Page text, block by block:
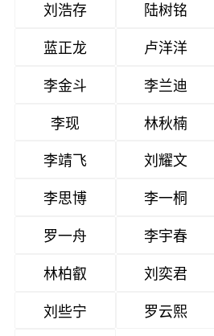
刘浩存
陆树铭
蓝正龙
卢洋洋
李金斗
李兰迪
李现
林秋楠
李靖飞
刘耀文
李思博
李一桐
罗一舟
李宇春
林柏叡
刘奕君
刘些宁
罗云熙